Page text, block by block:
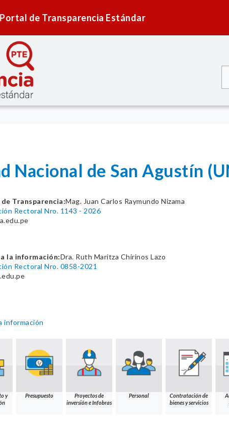
Portal de Transparencia Estándar
Nacional de San Agustín
Transparencia:Mag. Juan Carlos Raymundo Nizama
Rectoral Nro. 1143 - 2026
la información:Dra. Ruth Maritza Chirinos Lazo
Rectoral Nro. 0858-2021
información
y
Presupuesto
Proyectos de
inversión e Infobras
Personal
Contratación de
bienes y servicios